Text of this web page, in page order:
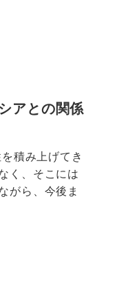
アとの関係
積み上げてき
く、そこには
がら、今後ま